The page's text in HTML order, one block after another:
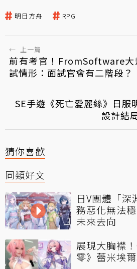
明日方舟 RPG
← 上一篇
前有考官！FromSoftware大
試情形：面試官會有二階段？
SE手遊《死亡愛麗絲》日服
設計結
猜你喜歡
同類好文
日V團體「深
務惡化無法
未來去向
展現大胸襟
零》蕾米埃